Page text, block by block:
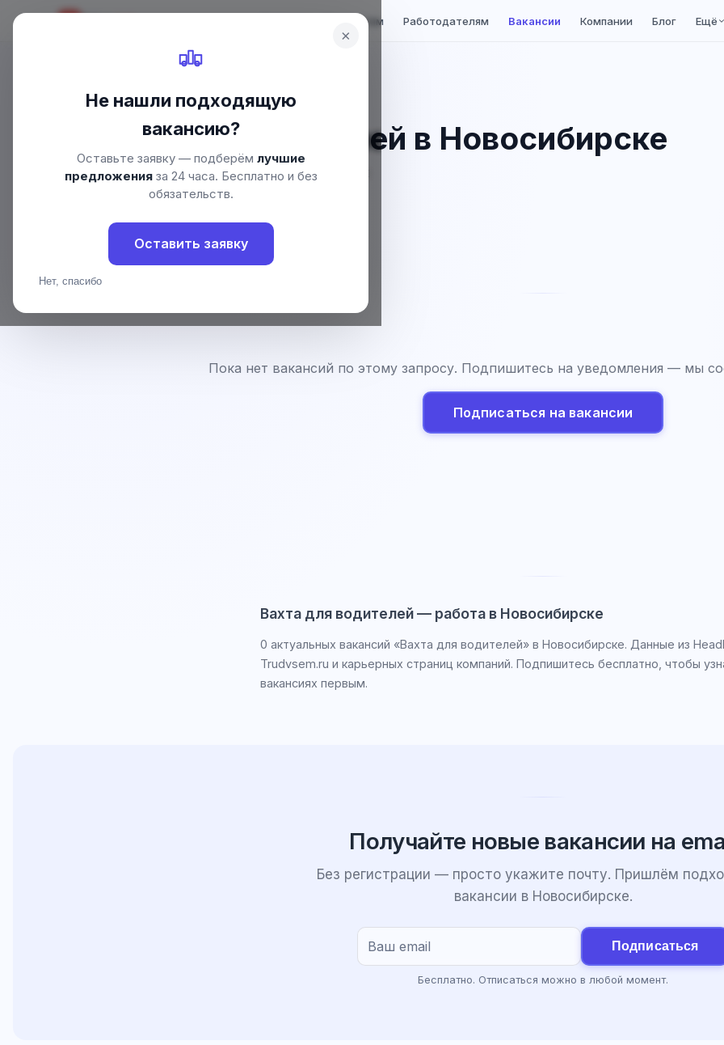
Водителям Работодателям Вакансии Компании Блог Ещё
Главная / Вакансии Новосибирск /Вахта для водителей
Вахта для водителей в Новосибирске
Вакансии «Вахта для водителей» — Новосибирск
вакансийсредняя зарплата
Пока нет вакансий по этому запросу. Подпишитесь на уведомления — мы
Подписаться на вакансии
Вахта для водителей — работа в Новосибирске
0 актуальных вакансий «Вахта для водителей» в Новосибирске. Данные из
Trudvsem.ru и карьерных страниц компаний. Подпишитесь бесплатно, чтобы
вакансиях первым.
Получайте новые вакансии на
Без регистрации — просто укажите почту. Пришлём
вакансии в Новосибирске.
Подписаться
Бесплатно. Отписаться можно в любой момент.
×
Не нашли подходящую
вакансию?
Оставьте заявку — подберём лучшие
предложенияза 24 часа. Бесплатно и без
обязательств.
Оставить заявку
Нет, спасибо